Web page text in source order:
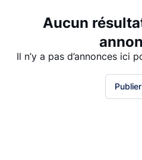
Aucun
Il n’y a pas d’annonces ici